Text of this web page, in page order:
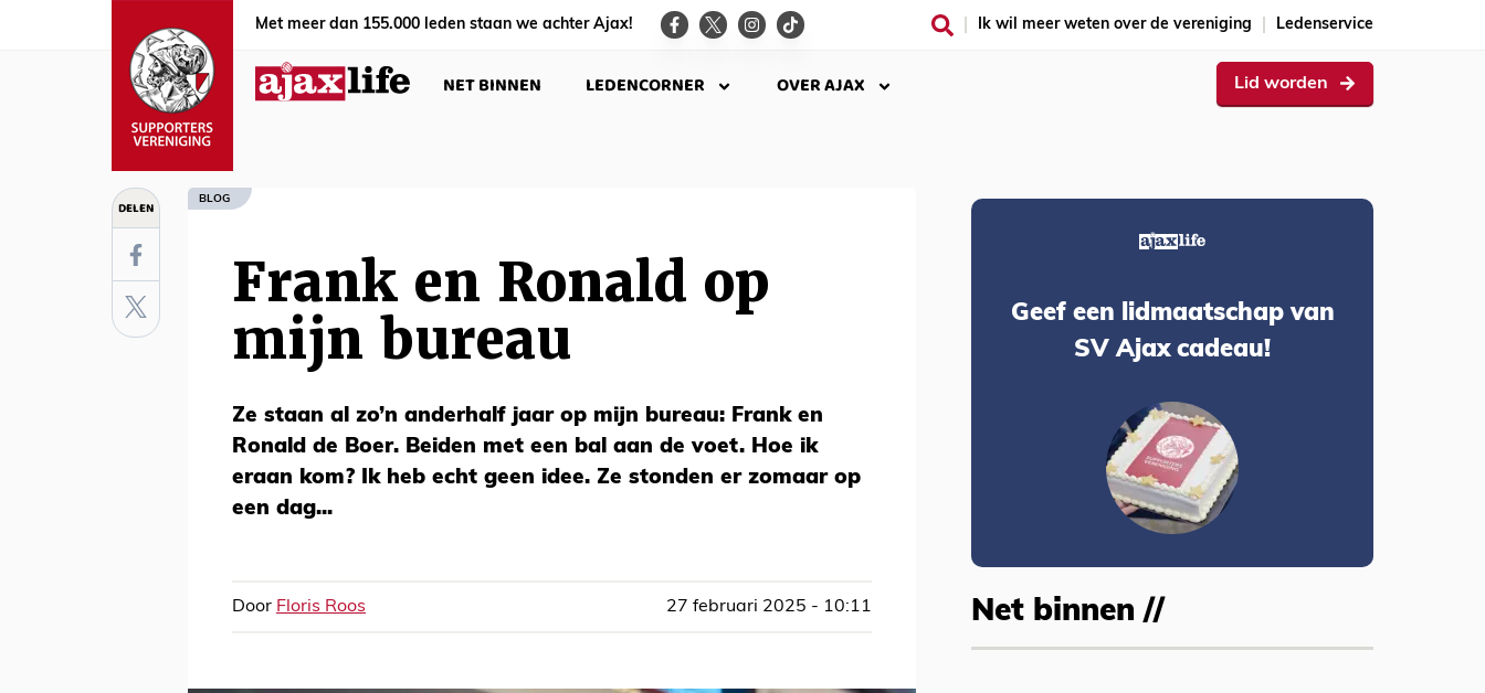
Met meer dan 155.000 leden staan we achter Ajax! Ik wil meer weten over de vereniging Ledenservice
NET BINNEN LEDENCORNER OVER AJAX Lid worden
DELEN BLOG
Frank en Ronald op
mijn bureau
Ze staan al zo’n anderhalf jaar op mijn bureau: Frank en
Ronald de Boer. Beiden met een bal aan de voet. Hoe ik
eraan kom? Ik heb echt geen idee. Ze stonden er zomaar op
een dag...
Door Floris Roos 27 februari 2025 - 10:11
Geef een lidmaatschap van
SV Ajax cadeau!
Net binnen //